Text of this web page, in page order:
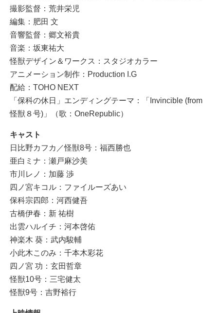
撮影監督：荒井栄児
編集：肥田 文
音響監督：郷文裕貴
音楽：坂東祐大
怪獣デザイン＆ワークス：スタジオカラー
アニメーション制作：Production I.G
配給：TOHO NEXT
「保科の休日」エンディングテーマ：「Invincible (from
怪獣８号)」（歌：OneRepublic）
キャスト
日比野カフカ／怪獣8号：福西勝也
亜白ミナ：瀬戸麻沙美
市川レノ：加藤 渉
四ノ宮キコル：ファイルーズあい
保科宗四郎：河西健吾
古橋伊春：新 祐樹
出雲ハルイチ：河本啓佑
神楽木 葵：武内駿輔
小此木このみ：千本木彩花
四ノ宮 功：玄田哲章
怪獣10号：三宅健太
怪獣9号：吉野裕行